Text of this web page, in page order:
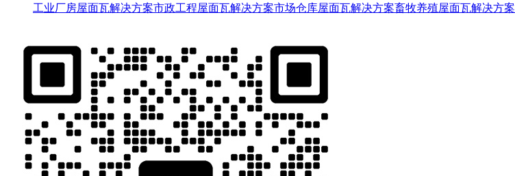
工业厂房屋面瓦解决方案市政工程屋面瓦解决方案市场仓库屋面瓦解决方案畜牧养殖屋面瓦解决方案